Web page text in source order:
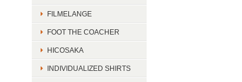
FILMELANGE
FOOT THE COACHER
HICOSAKA
INDIVIDUALIZED SHIRTS